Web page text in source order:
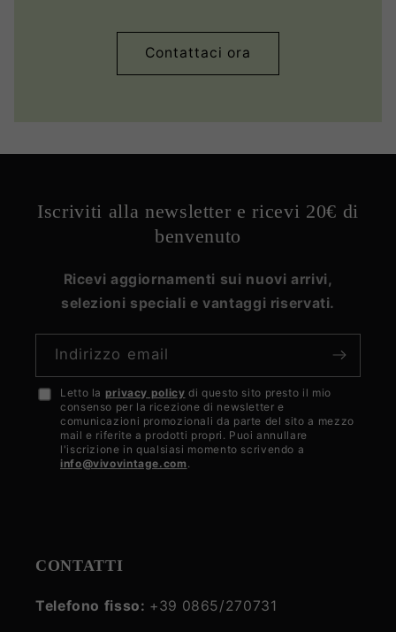
Contattaci ora
Iscriviti alla newsletter e ricevi 20€ di
benvenuto
Ricevi aggiornamenti sui nuovi arrivi,
selezioni speciali e vantaggi riservati.
Indirizzo email
Accetto
privacy
policy
Letto la privacy policy di questo sito presto il mio
consenso per la ricezione di newsletter e
comunicazioni promozionali da parte del sito a mezzo
mail e riferite a prodotti propri. Puoi annullare
l'iscrizione in qualsiasi momento scrivendo a
info@vivovintage.com .
CONTATTI
Telefono fisso: +39 0865/270731